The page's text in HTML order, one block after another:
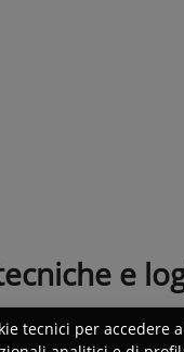
e
tecnici per accedere